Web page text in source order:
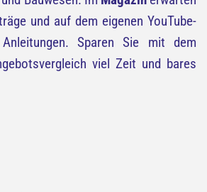
und auf dem eigenen YouTube-
Sparen Sie mit dem
viel Zeit und bares